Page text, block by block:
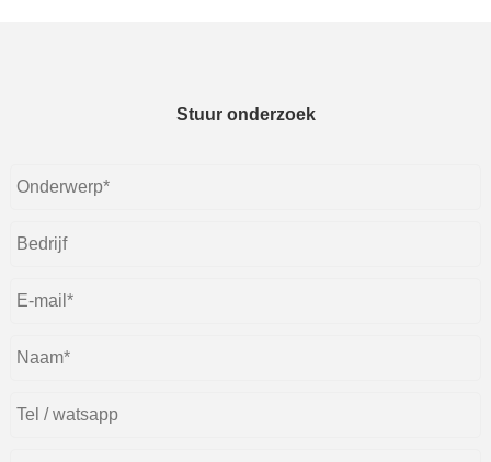
Stuur onderzoek